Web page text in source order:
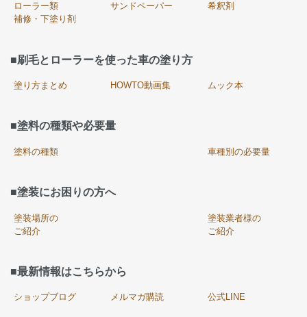
ローラー類
サンドペーパー
希釈剤
補修・下塗り剤
■刷毛とローラーを使った車の塗り方
塗り方まとめ HOWTO動画集 ムック本
■塗料の種類や必要量
塗料の種類 車種別の必要量
■塗装にお困りの方へ
塗装場所の
ご紹介
塗装業者様の
ご紹介
■最新情報はこちらから
ショップブログ メルマガ購読 公式LINE